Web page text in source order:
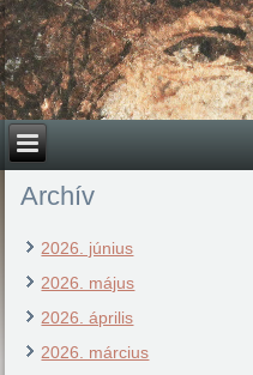
Archív
2026. június
2026. május
2026. április
2026. március